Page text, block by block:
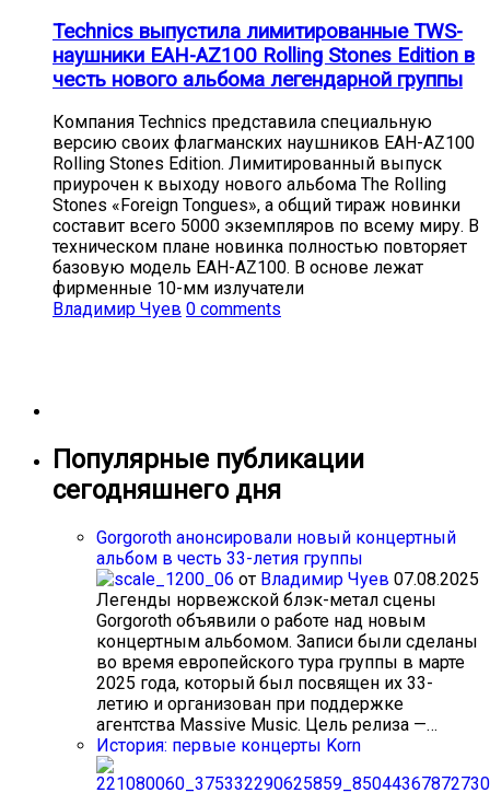
Technics выпустила лимитированные TWS-
наушники EAH-AZ100 Rolling Stones Edition в
честь нового альбома легендарной группы
Компания Technics представила специальную
версию своих флагманских наушников EAH-AZ100
Rolling Stones Edition. Лимитированный выпуск
приурочен к выходу нового альбома The Rolling
Stones «Foreign Tongues», а общий тираж новинки
составит всего 5000 экземпляров по всему миру. В
техническом плане новинка полностью повторяет
базовую модель EAH-AZ100. В основе лежат
фирменные 10-мм излучатели
Владимир Чуев 0 comments
Популярные публикации
сегодняшнего дня
Gorgoroth анонсировали новый концертный
альбом в честь 33-летия группы
от Владимир Чуев 07.08.2025
Легенды норвежской блэк-метал сцены
Gorgoroth объявили о работе над новым
концертным альбомом. Записи были сделаны
во время европейского тура группы в марте
2025 года, который был посвящен их 33-
летию и организован при поддержке
агентства Massive Music. Цель релиза —…
История: первые концерты Korn